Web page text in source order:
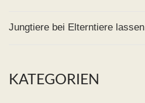
Jungtiere bei Elterntiere lassen
KATEGORIEN